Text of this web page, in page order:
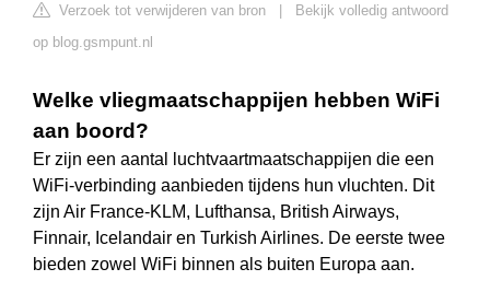
Verzoek tot verwijderen van bron
Bekijk volledig antwoord
op blog.gsmpunt.nl
Welke vliegmaatschappijen hebben WiFi
aan boord?
Er zijn een aantal luchtvaartmaatschappijen die een
WiFi-verbinding aanbieden tijdens hun vluchten. Dit
zijn Air France-KLM, Lufthansa, British Airways,
Finnair, Icelandair en Turkish Airlines. De eerste twee
bieden zowel WiFi binnen als buiten Europa aan.